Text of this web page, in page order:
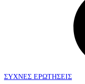
ΣΥΧΝΕΣ ΕΡΩΤΗΣΕΙΣ